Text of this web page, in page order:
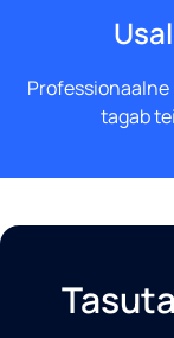
tagab